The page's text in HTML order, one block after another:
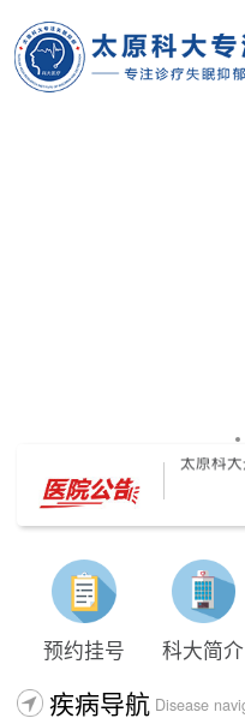
太原科
预约挂号 科大简介
疾病导航 Disease